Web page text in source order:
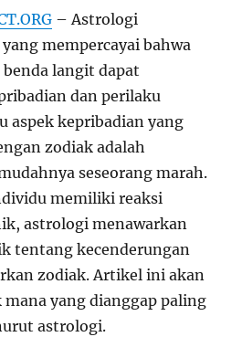
– Astrologi
mempercayai bahwa
langit dapat
dan perilaku
aspek kepribadian yang
zodiak adalah
seseorang marah.
memiliki reaksi
astrologi menawarkan
tentang kecenderungan
zodiak. Artikel ini akan
yang dianggap paling
astrologi.